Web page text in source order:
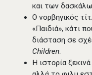
και των
Ο νορβηγικός
«Παιδιά», κάτι
διάσταση σε
Children.
Η ιστορία